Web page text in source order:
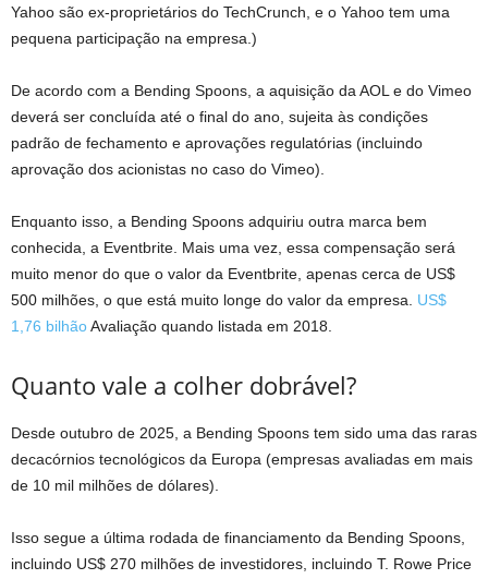
Yahoo são ex-proprietários do TechCrunch, e o Yahoo tem uma
pequena participação na empresa.)
De acordo com a Bending Spoons, a aquisição da AOL e do Vimeo
deverá ser concluída até o final do ano, sujeita às condições
padrão de fechamento e aprovações regulatórias (incluindo
aprovação dos acionistas no caso do Vimeo).
Enquanto isso, a Bending Spoons adquiriu outra marca bem
conhecida, a Eventbrite. Mais uma vez, essa compensação será
muito menor do que o valor da Eventbrite, apenas cerca de US$
500 milhões, o que está muito longe do valor da empresa. US$
1,76 bilhãoAvaliação quando listada em 2018.
Quanto vale a colher dobrável?
Desde outubro de 2025, a Bending Spoons tem sido uma das raras
decacórnios tecnológicos da Europa (empresas avaliadas em mais
de 10 mil milhões de dólares).
Isso segue a última rodada de financiamento da Bending Spoons,
incluindo US$ 270 milhões de investidores, incluindo T. Rowe Price